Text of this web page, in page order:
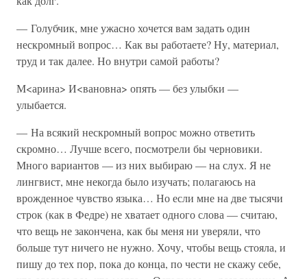
— Голубчик, мне ужасно хочется вам задать один
нескромный вопрос… Как вы работаете? Ну, материал,
труд и так далее. Но внутри самой работы?
М<арина> И<вановна> опять — без улыбки —
улыбается.
— На всякий нескромный вопрос можно ответить
скромно… Лучше всего, посмотрели бы черновики.
Много вариантов — из них выбираю — на слух. Я не
лингвист, мне некогда было изучать; полагаюсь на
врожденное чувство языка… Но если мне на две тысячи
строк (как в Федре) не хватает одного слова — считаю,
что вещь не закончена, как бы меня ни уверяли, что
больше тут ничего не нужно. Хочу, чтобы вещь стояла, и
пишу до тех пор, пока до конца, по чести не скажу себе,